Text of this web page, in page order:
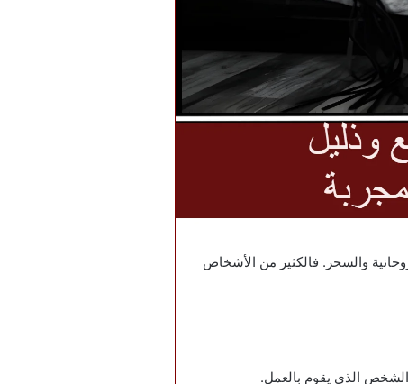
والسحر. فالكثير من الأشخاص
الشخص الذي يقوم بالعمل.